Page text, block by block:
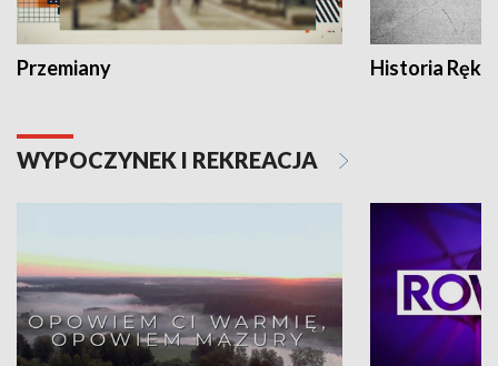
Przemiany Historia Ręką
WYPOCZYNEK I REKREACJA